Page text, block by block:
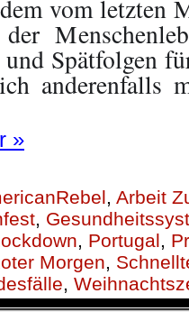
vom letzten
Spätfolgen
anderenfalls
»
, Arbeit
,
, Portugal,
Morgen,
,